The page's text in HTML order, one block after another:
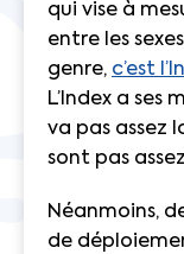
qui vise à
entre les
genre, c’est
L’Index a ses
va pas assez
sont pas
Néanmoins,
de